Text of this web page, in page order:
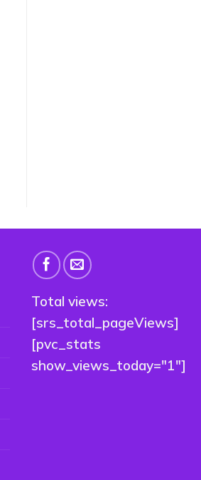
Total views:
[srs_total_pageViews]
[pvc_stats
show_views_today="1"]